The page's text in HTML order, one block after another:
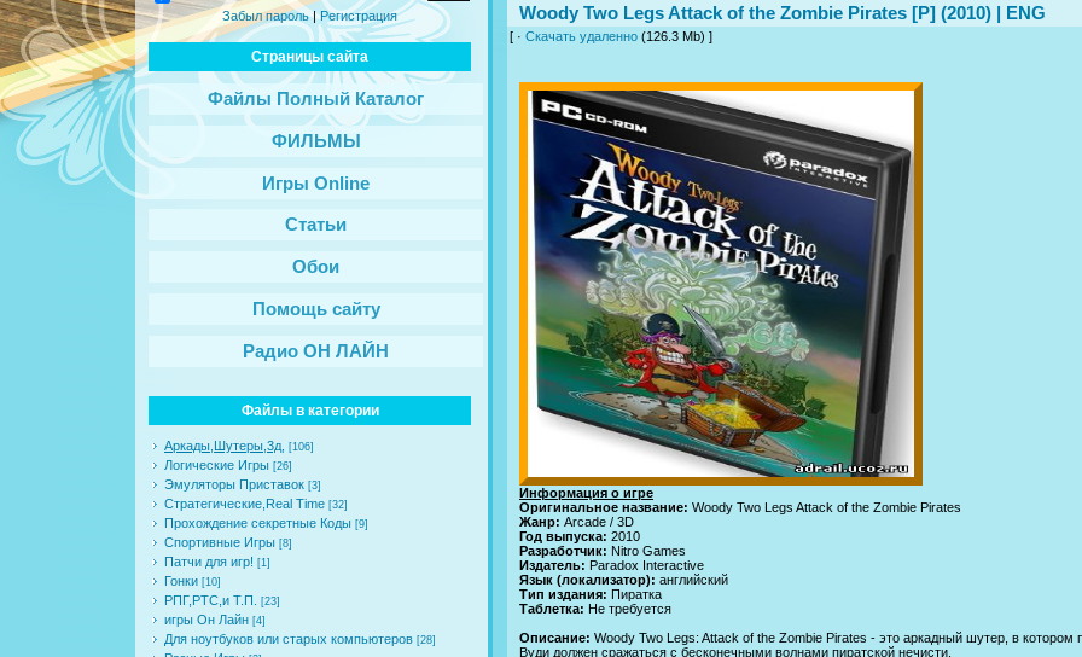
Забыл пароль|Регистрация
Страницы сайта
Файлы Полный Каталог
ФИЛЬМЫ
Игры Online
Статьи
Обои
Помощь сайту
Радио ОН ЛАЙН
Файлы в категории
Аркады,Шутеры,3д, [106]
Логические Игры [26]
Эмуляторы Приставок [3]
Стратегические,Real Time [32]
Прохождение секретные Коды [9]
Спортивные Игры [8]
Патчи для игр! [1]
Гонки [10]
РПГ,РТС,и Т.П. [23]
игры Он Лайн [4]
Для ноутбуков или старых компьютеров [28]
Woody Two Legs Attack of the Zombie Pirates [P] (2010) | ENG
[ · Скачать удаленно (126.3 Mb) ]
Информация о игре
Оригинальное название: Woody Two Legs Attack of the Zombie Pirates
Жанр: Arcade / 3D
Год выпуска: 2010
Разработчик: Nitro Games
Издатель: Paradox Interactive
Язык (локализатор): английский
Тип издания: Пиратка
Таблетка: Не требуется
Описание: Woody Two Legs: Attack of the Zombie Pirates - это аркадный шутер, в котором
Вуди должен сражаться с бесконечными волнами пиратской нечисти.